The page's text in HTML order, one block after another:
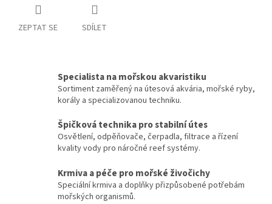
ZEPTAT SE SDÍLET
Specialista na mořskou akvaristiku
Sortiment zaměřený na útesová akvária, mořské ryby,
korály a specializovanou techniku.
Špičková technika pro stabilní útes
Osvětlení, odpěňovače, čerpadla, filtrace a řízení
kvality vody pro náročné reef systémy.
Krmiva a péče pro mořské živočichy
Speciální krmiva a doplňky přizpůsobené potřebám
mořských organismů.